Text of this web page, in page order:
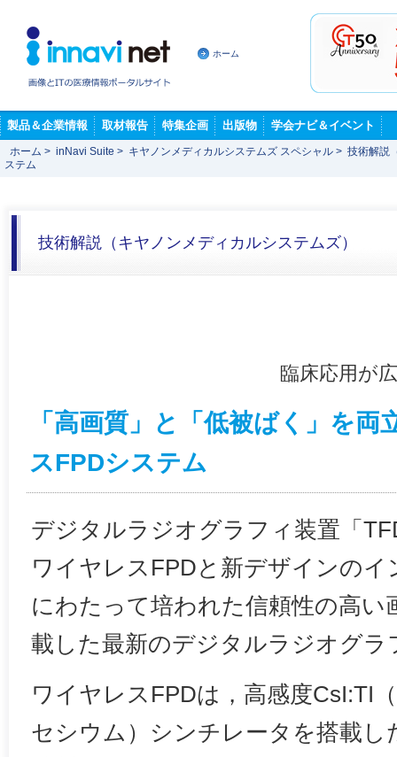
ホーム
製品＆企業情報 取材報告 特集企画 出版物 学会ナビ＆イベント
ホーム > inNavi Suite > キヤノンメディカルシステムズ スペシャル > 技術解説
ステム
技術解説（キヤノンメディカルシステムズ）
臨床応用が
「高画質」と「低被ばく」を
スFPDシステム
デジタルラジオグラフィ装置「
ワイヤレスFPDと新デザインの
にわたって培われた信頼性の高い
載した最新のデジタルラジオグラ
ワイヤレスFPDは，高感度CsI:TI
セシウム）シンチレータを搭載し